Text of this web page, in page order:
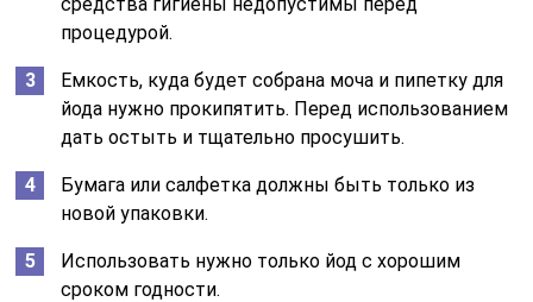
процедурой.
Емкость, куда будет собрана моча и пипетку для
йода нужно прокипятить. Перед использованием
дать остыть и тщательно просушить.
Бумага или салфетка должны быть только из
новой упаковки.
Использовать нужно только йод с хорошим
сроком годности.